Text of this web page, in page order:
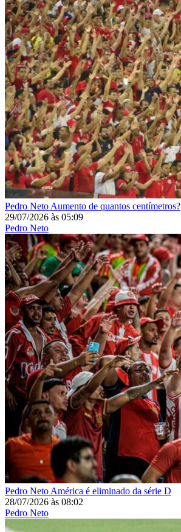
Pedro Neto Aumento de quantos centímetros?
29/07/2026 às 05:09
Pedro Neto
Pedro Neto América é eliminado da série D
28/07/2026 às 08:02
Pedro Neto